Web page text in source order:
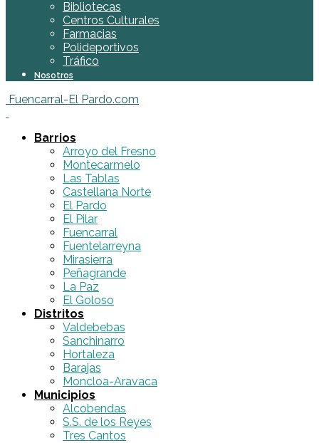
Bibliotecas
Centros Culturales
Farmacias
Polideportivos
Tráfico
Nosotros
Fuencarral-El Pardo.com
Barrios
Arroyo del Fresno
Montecarmelo
Las Tablas
Castellana Norte
El Pardo
El Pilar
Fuencarral
Fuentelarreyna
Mirasierra
Peñagrande
La Paz
El Goloso
Distritos
Valdebebas
Sanchinarro
Hortaleza
Barajas
Moncloa-Aravaca
Municipios
Alcobendas
S.S. de los Reyes
Tres Cantos